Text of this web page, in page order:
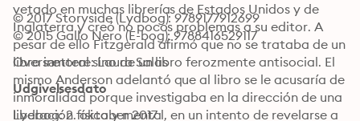
vetado en muchas librerías de Estados Unidos y de
Inglaterra y creó no pocos problemas a su editor. A
pesar de ello Fitzgerald afirmó que no se trataba de un
libro inmoral sino de un libro ferozmente antisocial. El
mismo Anderson adelantó que al libro se le acusaría de
inmoralidad porque investigaba en la dirección de una
liberación física y mental, en un intento de revelarse a
© 2017 Storyside (Lydbog): 9789177912699
© 2015 Gallo Nero (E-bog): 9788416529117
Oversættere: Laura Salas
Udgivelsesdato
Lydbog: 2. oktober 2017